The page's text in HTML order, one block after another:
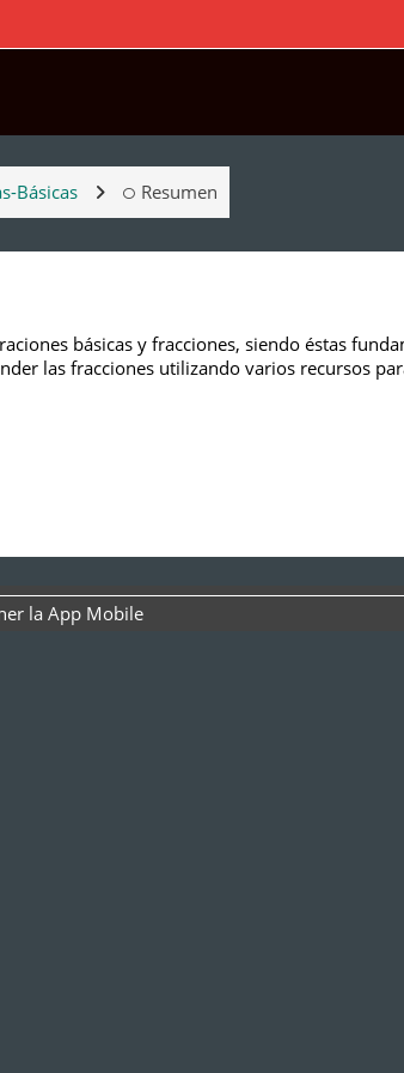
Básicas Resumen
básicas y fracciones, siendo éstas
las fracciones utilizando varios recursos
la App Mobile